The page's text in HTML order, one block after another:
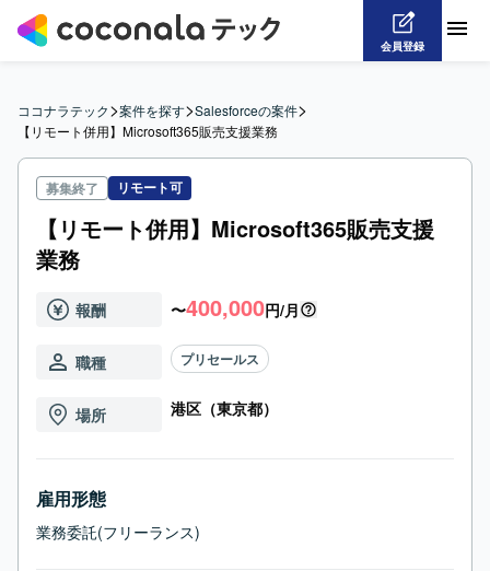
会員登録
ココナラテック>案件を探す>Salesforceの案件>
【リモート併用】Microsoft365販売支援業務
募集終了 リモート可
【リモート併用】Microsoft365販売支援
業務
報酬 〜400,000円/月
職種 プリセールス
場所 港区（東京都）
雇用形態
業務委託(フリーランス)